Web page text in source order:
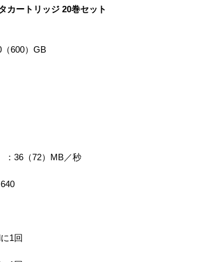
カートリッジ 20巻セット
600）GB
：36（72）MB／秒
1回